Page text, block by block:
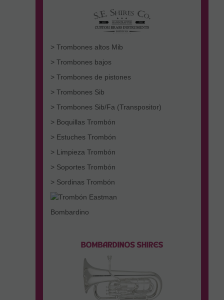
> Trombones altos Mib
> Trombones bajos
> Trombones de pistones
> Trombones Sib
> Trombones Sib/Fa (Transpositor)
> Boquillas Trombón
> Estuches Trombón
> Limpieza Trombón
> Soportes Trombón
> Sordinas Trombón
Bombardino